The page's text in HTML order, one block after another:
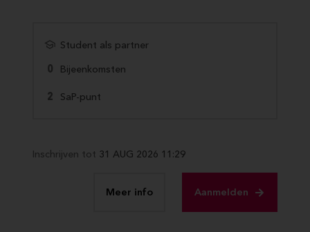
Student als partner
0 Bijeenkomsten
2 SaP-punt
Inschrijven tot 31 AUG 2026 11:29
Meer info Aanmelden